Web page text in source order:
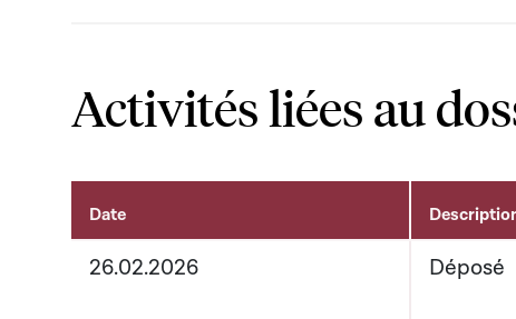
Activités liées au
Activités liées au dossier
Date
26.02.2026 Déposé